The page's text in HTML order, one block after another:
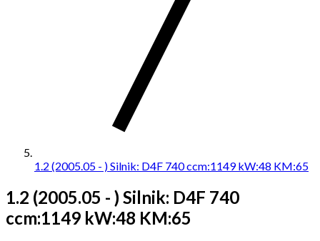
1.2 (2005.05 - ) Silnik: D4F 740 ccm:1149 kW:48 KM:65
1.2 (2005.05 - ) Silnik: D4F 740
ccm:1149 kW:48 KM:65